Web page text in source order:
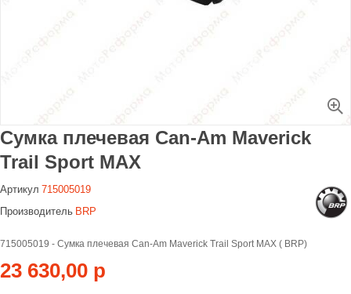
Сумка плечевая Can-Am Maverick
Trail Sport MAX
Артикул 715005019
Производитель BRP
715005019 - Сумка плечевая Can-Am Maverick Trail Sport MAX ( BRP)
23 630,00 р